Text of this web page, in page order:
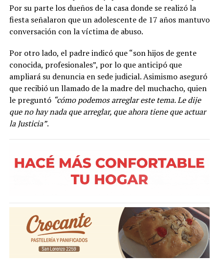
Por su parte los dueños de la casa donde se realizó la
fiesta señalaron que un adolescente de 17 años mantuvo
conversación con la víctima de abuso.
Por otro lado, el padre indicó que “son hijos de gente
conocida, profesionales”, por lo que anticipó que
ampliará su denuncia en sede judicial. Asimismo aseguró
que recibió un llamado de la madre del muchacho, quien
le preguntó “cómo podemos arreglar este tema. Le dije
que no hay nada que arreglar, que ahora tiene que actuar
la Justicia”.